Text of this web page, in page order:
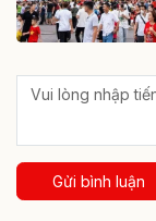
Gửi bình luận